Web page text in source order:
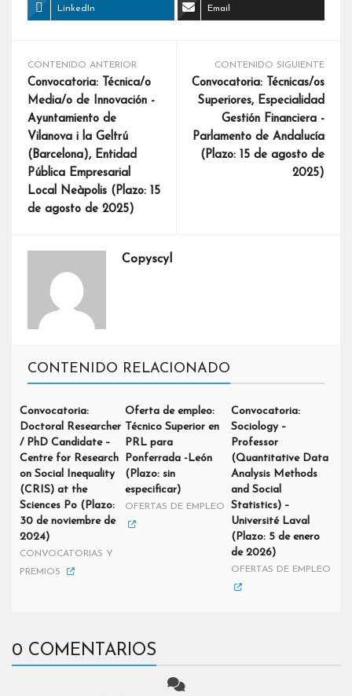
LinkedIn Email
CONTENIDO ANTERIOR
Convocatoria: Técnica/o
Media/o de Innovación -
Ayuntamiento de
Vilanova i la Geltrú
(Barcelona), Entidad
Pública Empresarial
Local Neàpolis (Plazo: 15
de agosto de 2025)
CONTENIDO SIGUIENTE
Convocatoria: Técnicas/os
Superiores, Especialidad
Gestión Financiera -
Parlamento de Andalucía
(Plazo: 15 de agosto de
2025)
Copyscyl
CONTENIDO RELACIONADO
Convocatoria:
Doctoral Researcher
/ PhD Candidate –
Centre for Research
on Social Inequality
(CRIS) at the
Sciences Po (Plazo:
30 de noviembre de
2024)
CONVOCATORIAS Y
PREMIOS
Oferta de empleo:
Técnico Superior en
PRL para
Ponferrada -León
(Plazo: sin
especificar)
OFERTAS DE EMPLEO
Convocatoria:
Sociology –
Professor
(Quantitative Data
Analysis Methods
and Social
Statistics) –
Université Laval
(Plazo: 5 de enero
de 2026)
OFERTAS DE EMPLEO
0 COMENTARIOS